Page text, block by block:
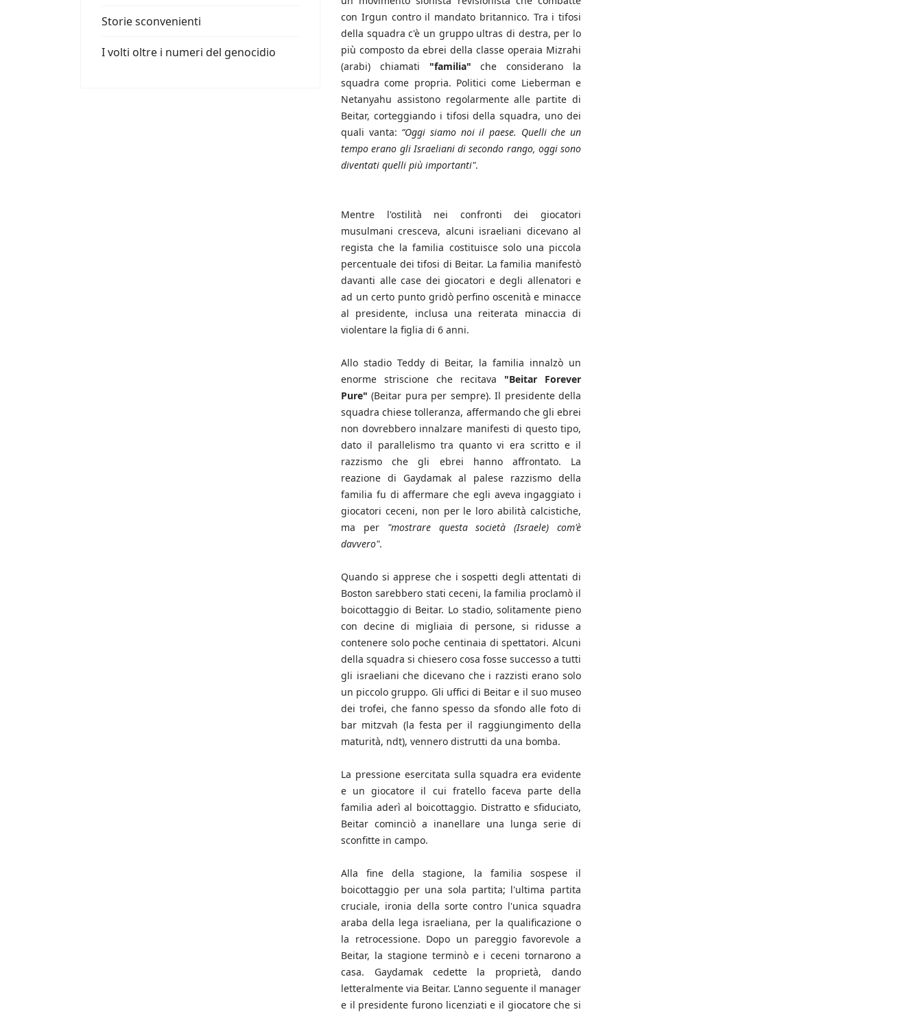
Storie sconvenienti
I volti oltre i numeri del genocidio
con Irgun contro il mandato britannico. Tra i tifosi
della squadra c'è un gruppo ultras di destra, per lo
più composto da ebrei della classe operaia Mizrahi
(arabi) chiamati "familia" che considerano la
squadra come propria. Politici come Lieberman e
Netanyahu assistono regolarmente alle partite di
Beitar, corteggiando i tifosi della squadra, uno dei
quali vanta: “Oggi siamo noi il paese. Quelli che un
tempo erano gli Israeliani di secondo rango, oggi sono
diventati quelli più importanti".
Mentre l'ostilità nei confronti dei giocatori
musulmani cresceva, alcuni israeliani dicevano al
regista che la familia costituisce solo una piccola
percentuale dei tifosi di Beitar. La familia manifestò
davanti alle case dei giocatori e degli allenatori e
ad un certo punto gridò perfino oscenità e minacce
al presidente, inclusa una reiterata minaccia di
violentare la figlia di 6 anni.
Allo stadio Teddy di Beitar, la familia innalzò un
enorme striscione che recitava "Beitar Forever
Pure" (Beitar pura per sempre). Il presidente della
squadra chiese tolleranza, affermando che gli ebrei
non dovrebbero innalzare manifesti di questo tipo,
dato il parallelismo tra quanto vi era scritto e il
razzismo che gli ebrei hanno affrontato. La
reazione di Gaydamak al palese razzismo della
familia fu di affermare che egli aveva ingaggiato i
giocatori ceceni, non per le loro abilità calcistiche,
ma per"mostrare questa società (Israele) com'è
davvero".
Quando si apprese che i sospetti degli attentati di
Boston sarebbero stati ceceni, la familia proclamò il
boicottaggio di Beitar. Lo stadio, solitamente pieno
con decine di migliaia di persone, si ridusse a
contenere solo poche centinaia di spettatori. Alcuni
della squadra si chiesero cosa fosse successo a tutti
gli israeliani che dicevano che i razzisti erano solo
un piccolo gruppo. Gli uffici di Beitar e il suo museo
dei trofei, che fanno spesso da sfondo alle foto di
bar mitzvah (la festa per il raggiungimento della
maturità, ndt), vennero distrutti da una bomba.
La pressione esercitata sulla squadra era evidente
e un giocatore il cui fratello faceva parte della
familia aderì al boicottaggio. Distratto e sfiduciato,
Beitar cominciò a inanellare una lunga serie di
sconfitte in campo.
Alla fine della stagione, la familia sospese il
boicottaggio per una sola partita; l'ultima partita
cruciale, ironia della sorte contro l'unica squadra
araba della lega israeliana, per la qualificazione o
la retrocessione. Dopo un pareggio favorevole a
Beitar, la stagione terminò e i ceceni tornarono a
casa. Gaydamak cedette la proprietà, dando
letteralmente via Beitar. L'anno seguente il manager
e il presidente furono licenziati e il giocatore che si